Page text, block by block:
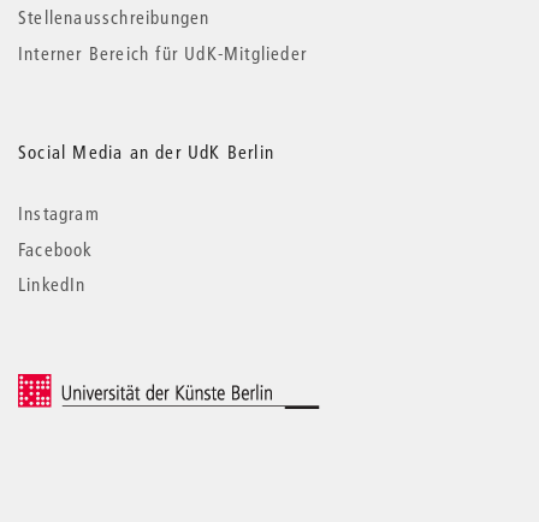
Stellenausschreibungen
Interner Bereich für UdK-Mitglieder
Social Media an der UdK Berlin
Instagram
Facebook
LinkedIn
© 2026 Universität der Künste Berlin